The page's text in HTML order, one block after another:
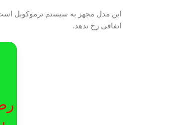
این مدل مجهز به سیستم ترموکوبل
اتفاقی رخ ندهد.